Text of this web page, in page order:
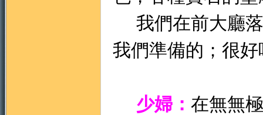
我們在前大廳落
我們準備的；很
少婦： 在無無